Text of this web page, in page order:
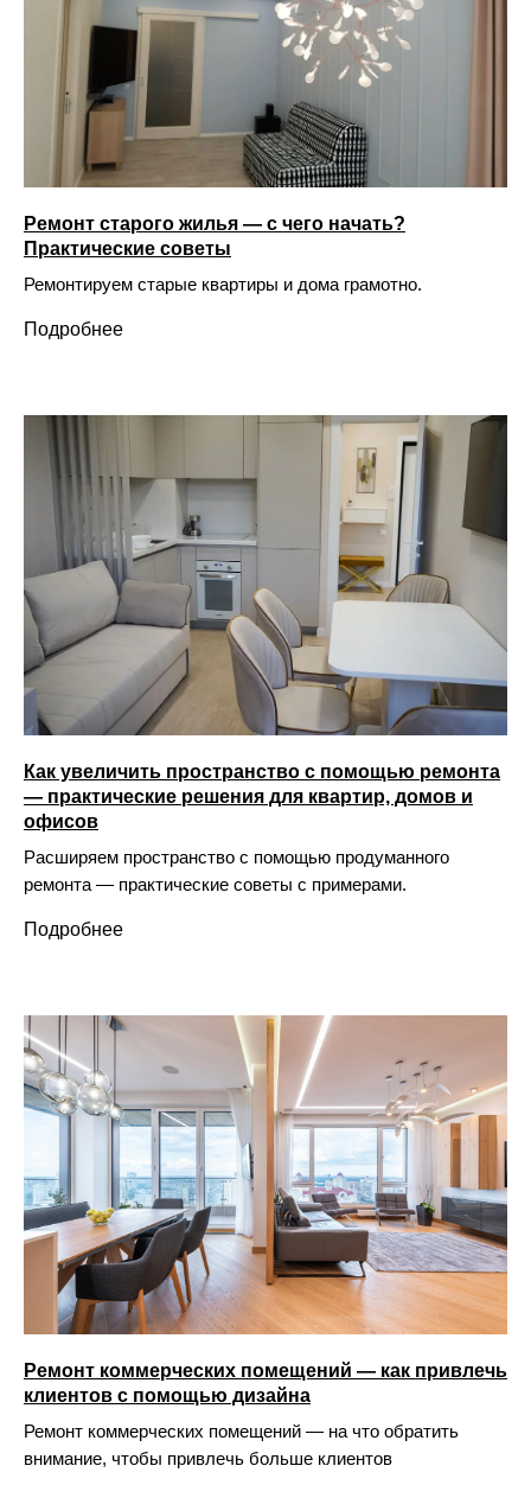
Ремонт старого жилья — с чего начать?
Практические советы
Ремонтируем старые квартиры и дома грамотно.
Подробнее
Как увеличить пространство с помощью ремонта
— практические решения для квартир, домов и
офисов
Расширяем пространство с помощью продуманного
ремонта — практические советы с примерами.
Подробнее
Ремонт коммерческих помещений — как привлечь
клиентов с помощью дизайна
Ремонт коммерческих помещений — на что обратить
внимание, чтобы привлечь больше клиентов